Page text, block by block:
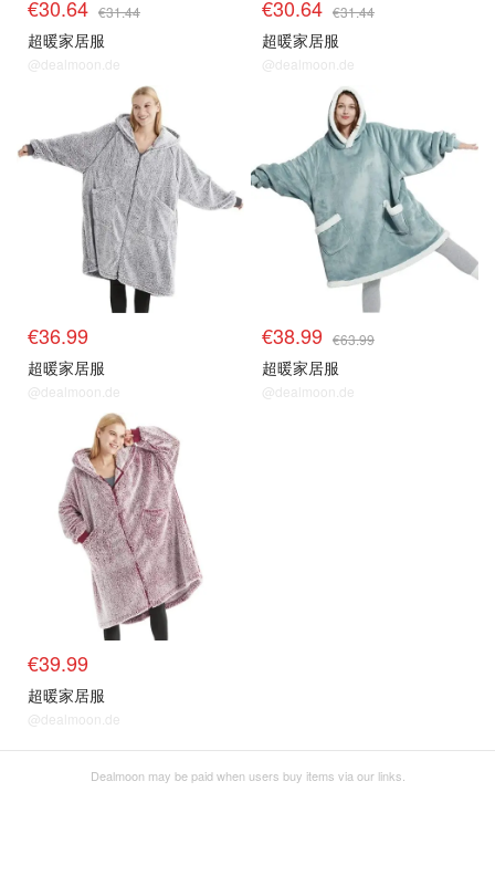
€30.64 €31.44
超暖家居服
@dealmoon.de
€30.64 €31.44
超暖家居服
@dealmoon.de
€36.99
超暖家居服
@dealmoon.de
€38.99 €63.99
超暖家居服
@dealmoon.de
€39.99
超暖家居服
@dealmoon.de
Dealmoon may be paid when users buy items via our links.